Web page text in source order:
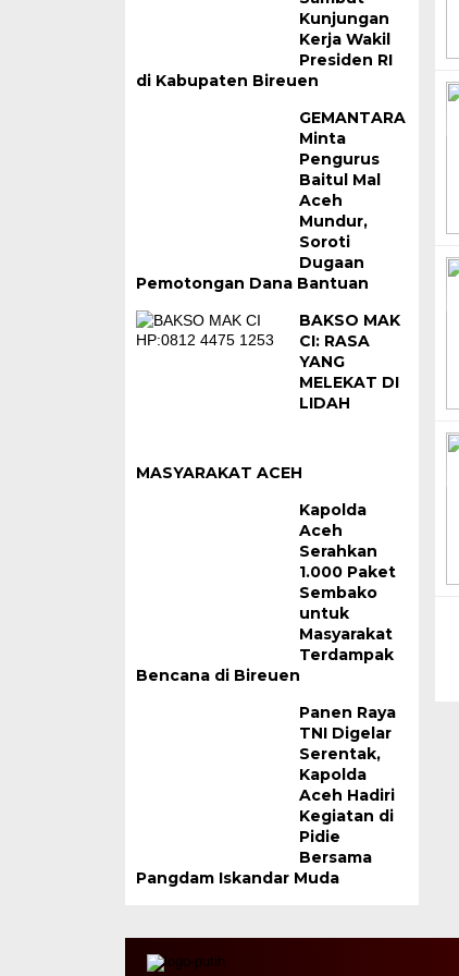
Kunjungan
Kerja Wakil
Presiden RI
di Kabupaten Bireuen
GEMANTARA
Minta
Pengurus
Baitul Mal
Aceh
Mundur,
Soroti
Dugaan
Pemotongan Dana Bantuan
BAKSO MAK
CI: RASA
YANG
MELEKAT DI
LIDAH
MASYARAKAT ACEH
Kapolda
Aceh
Serahkan
1.000 Paket
Sembako
untuk
Masyarakat
Terdampak
Bencana di Bireuen
Panen Raya
TNI Digelar
Serentak,
Kapolda
Aceh Hadiri
Kegiatan di
Pidie
Bersama
Pangdam Iskandar Muda